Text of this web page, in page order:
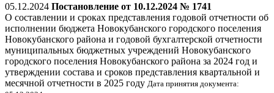
05.12.2024 Постановление от 10.12.2024 № 1741
О составлении и сроках представления годовой отчетности об
исполнении бюджета Новокубанского городского поселения
Новокубанского района и годовой бухгалтерской отчетности
муниципальных бюджетных учреждений Новокубанского
городского поселения Новокубанского района за 2024 год и
утверждении состава и сроков представления квартальной и
месячной отчетности в 2025 году Дата принятия документа: